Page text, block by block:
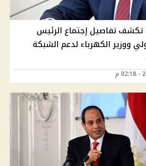
تكشف تفاصيل إجتماع الرئيس
ووزير الكهرباء لدعم الشبكة